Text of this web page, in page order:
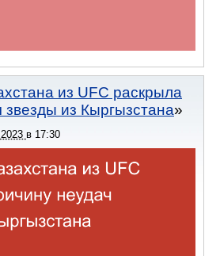
из UFC раскрыла
звезды из Кыргызстана
в 17:30